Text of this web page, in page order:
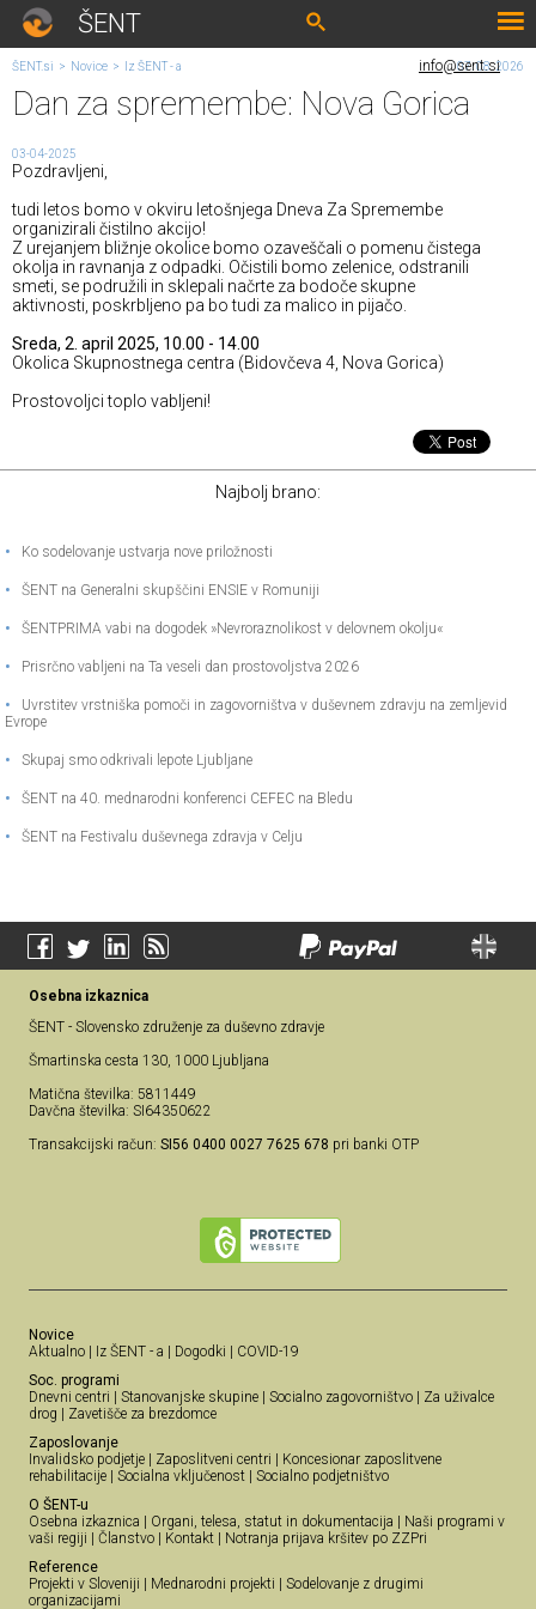
ŠENT
info@sent.si
07. 08. 2026
ŠENT.si > Novice > Iz ŠENT - a
Dan za spremembe: Nova Gorica
03-04-2025
Pozdravljeni,
tudi letos bomo v okviru letošnjega Dneva Za Spremembe
organizirali čistilno akcijo!
Z urejanjem bližnje okolice bomo ozaveščali o pomenu čistega
okolja in ravnanja z odpadki. Očistili bomo zelenice, odstranili
smeti, se podružili in sklepali načrte za bodoče skupne
aktivnosti, poskrbljeno pa bo tudi za malico in pijačo.
Sreda, 2. april 2025, 10.00 - 14.00
Okolica Skupnostnega centra (Bidovčeva 4, Nova Gorica)
Prostovoljci toplo vabljeni!
Najbolj brano:
• Ko sodelovanje ustvarja nove priložnosti
• ŠENT na Generalni skupščini ENSIE v Romuniji
• ŠENTPRIMA vabi na dogodek »Nevroraznolikost v delovnem okolju«
• Prisrčno vabljeni na Ta veseli dan prostovoljstva 2026
•
Uvrstitev vrstniška pomoči in zagovorništva v duševnem zdravju na zemljevid
Evrope
• Skupaj smo odkrivali lepote Ljubljane
• ŠENT na 40. mednarodni konferenci CEFEC na Bledu
• ŠENT na Festivalu duševnega zdravja v Celju
Osebna izkaznica
ŠENT - Slovensko združenje za duševno zdravje
Šmartinska cesta 130, 1000 Ljubljana
Matična številka: 5811449
Davčna številka: SI64350622
Transakcijski račun: SI56 0400 0027 7625 678 pri banki OTP
Novice
Aktualno
Iz ŠENT - a Dogodki
COVID-19
Soc. programi
Dnevni centri
Stanovanjske skupine Socialno zagovorništvo
Za uživalce
drog
Zavetišče za brezdomce
Zaposlovanje
Invalidsko podjetje
Zaposlitveni centri
Koncesionar zaposlitvene
rehabilitacije
Socialna vključenost
Socialno podjetništvo
O ŠENT-u
Osebna izkaznica
Organi, telesa, statut in dokumentacija
Naši programi v
vaši regiji
Članstvo Kontakt
Notranja prijava kršitev po ZZPri
Reference
Projekti v Sloveniji
Mednarodni projekti
Sodelovanje z drugimi
organizacijami